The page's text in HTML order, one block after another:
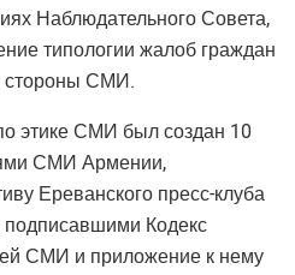
Наблюдательного Совета,
типологии жалоб граждан
стороны СМИ.
этике СМИ был создан 10
СМИ Армении,
Ереванского пресс-клуба
Кодекс
СМИ и приложение к нему